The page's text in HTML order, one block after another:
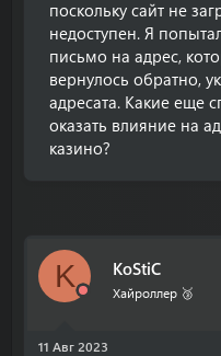
поскольку сайт не
недоступен. Я
письмо на адрес,
вернулось обратно,
адресата. Какие еще
оказать влияние на
казино?
K KoStiC
Хайроллер 🥉
11 Авг 2023